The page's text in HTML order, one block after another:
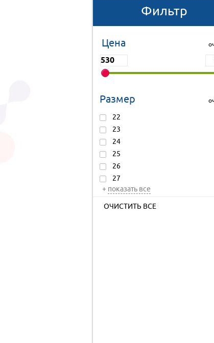
Фильтр
Цена
Размер
22
23
24
25
26
27
+ показать все
ОЧИСТИТЬ ВСЕ